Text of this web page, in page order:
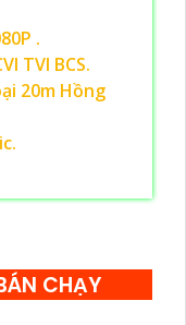
.
TVI BCS.
20m Hồng
CHẠY